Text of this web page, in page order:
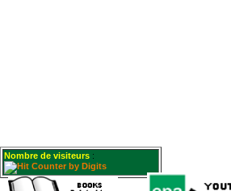
Nombre de visiteurs :